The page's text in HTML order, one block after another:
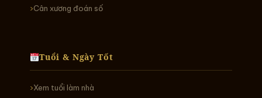
Cân xương đoán số
Tuổi & Ngày Tốt
Xem tuổi làm nhà